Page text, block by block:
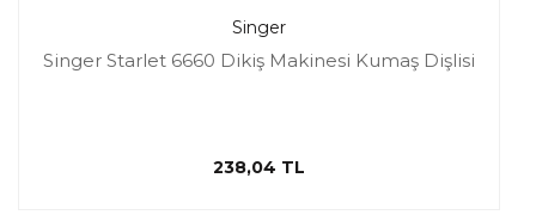
Singer
Singer Starlet 6660 Dikiş Makinesi Kumaş Dişlisi
238,04 TL